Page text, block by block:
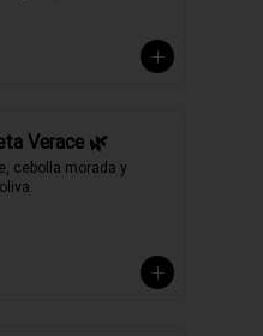
Verace 🌿
cebolla morada y